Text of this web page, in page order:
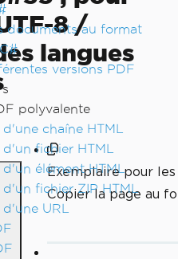
documents au format
versions PDF
polyvalente
chaîne HTML
fichier HTML
élément HTML
fichier ZIP HTML
URL
8 /
langues
Exemplaire pour les
Copier la page au